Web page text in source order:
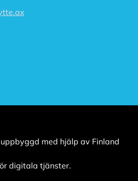
med hjälp av Finland
digitala tjänster.